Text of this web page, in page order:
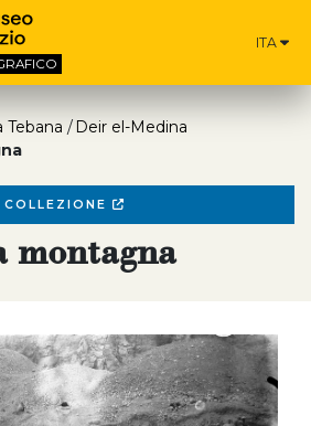
ITA
Tebana
Deir el-Medina
COLLEZIONE
montagna